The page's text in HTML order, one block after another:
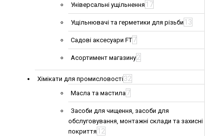
Універсальні ущільнення 17
Ущільнювачі та герметики для різьби 13
Садові аксесуари FT7
Асортимент магазину2
Хімікати для промисловості32
Масла та мастила7
Засоби для чищення, засоби для
обслуговування, монтажні склади та захисні
покриття 12